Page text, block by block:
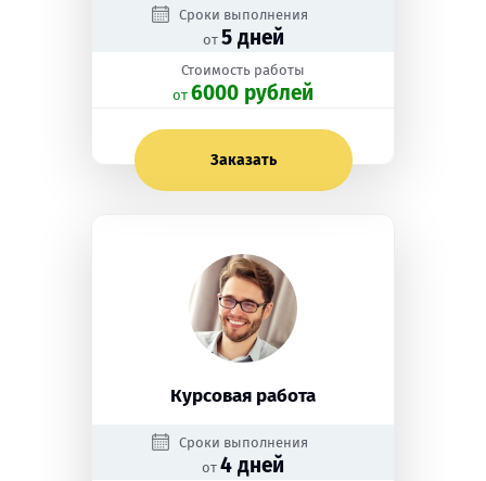
Сроки выполнения
от 5 дней
Стоимость работы
oт 6000 рублей
Заказать
Курсовая работа
Сроки выполнения
от 4 дней